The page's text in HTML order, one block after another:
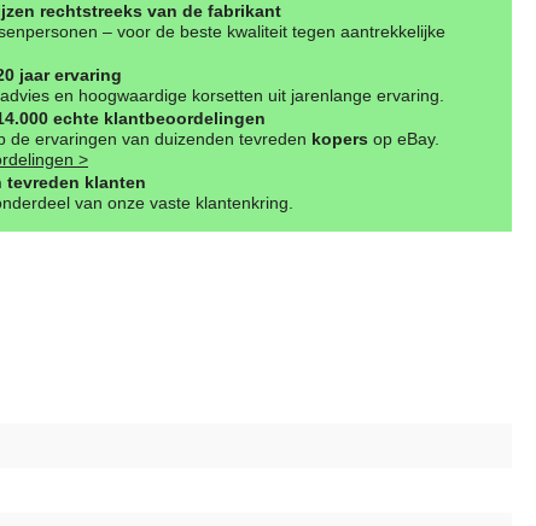
rechtstreeks van de fabrikant
– voor de beste kwaliteit tegen aantrekkelijke
jaar ervaring
en hoogwaardige korsetten uit jarenlange ervaring.
echte klantbeoordelingen
de ervaringen van duizenden tevreden kopers op eBay.
>
tevreden klanten
van onze vaste klantenkring.